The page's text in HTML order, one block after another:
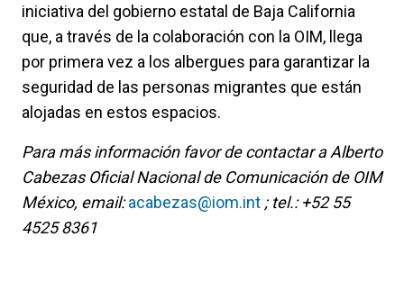
iniciativa del gobierno estatal de Baja California
que, a través de la colaboración con la OIM, llega
por primera vez a los albergues para garantizar la
seguridad de las personas migrantes que están
alojadas en estos espacios.
Para más información favor de contactar a Alberto
Cabezas Oficial Nacional de Comunicación de OIM
México, email:acabezas@iom.int ; tel.: +52 55
4525 8361